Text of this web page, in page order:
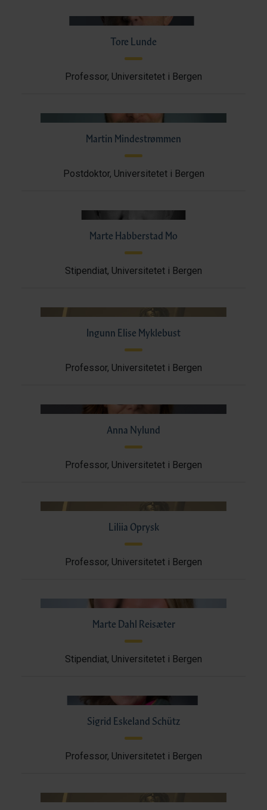
Tore Lunde
Professor, Universitetet i Bergen
Martin Mindestrømmen
Postdoktor, Universitetet i Bergen
Marte Habberstad Mo
Stipendiat, Universitetet i Bergen
Ingunn Elise Myklebust
Professor, Universitetet i Bergen
Anna Nylund
Professor, Universitetet i Bergen
Liliia Oprysk
Professor, Universitetet i Bergen
Marte Dahl Reisæter
Stipendiat, Universitetet i Bergen
Sigrid Eskeland Schütz
Professor, Universitetet i Bergen